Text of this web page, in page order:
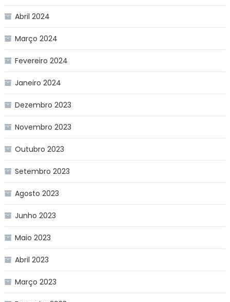
Abril 2024
Março 2024
Fevereiro 2024
Janeiro 2024
Dezembro 2023
Novembro 2023
Outubro 2023
Setembro 2023
Agosto 2023
Junho 2023
Maio 2023
Abril 2023
Março 2023